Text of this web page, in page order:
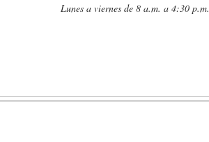
Lunes a viernes de 8 a.m. a 4:30 p.m.